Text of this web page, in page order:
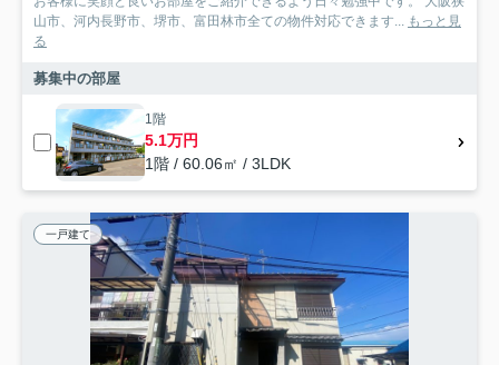
山市、河内長野市、堺市、富田林市全ての物件対応できます... もっと見
る
募集中の部屋
1階
5.1万円
1階 / 60.06㎡ / 3LDK
一戸建て